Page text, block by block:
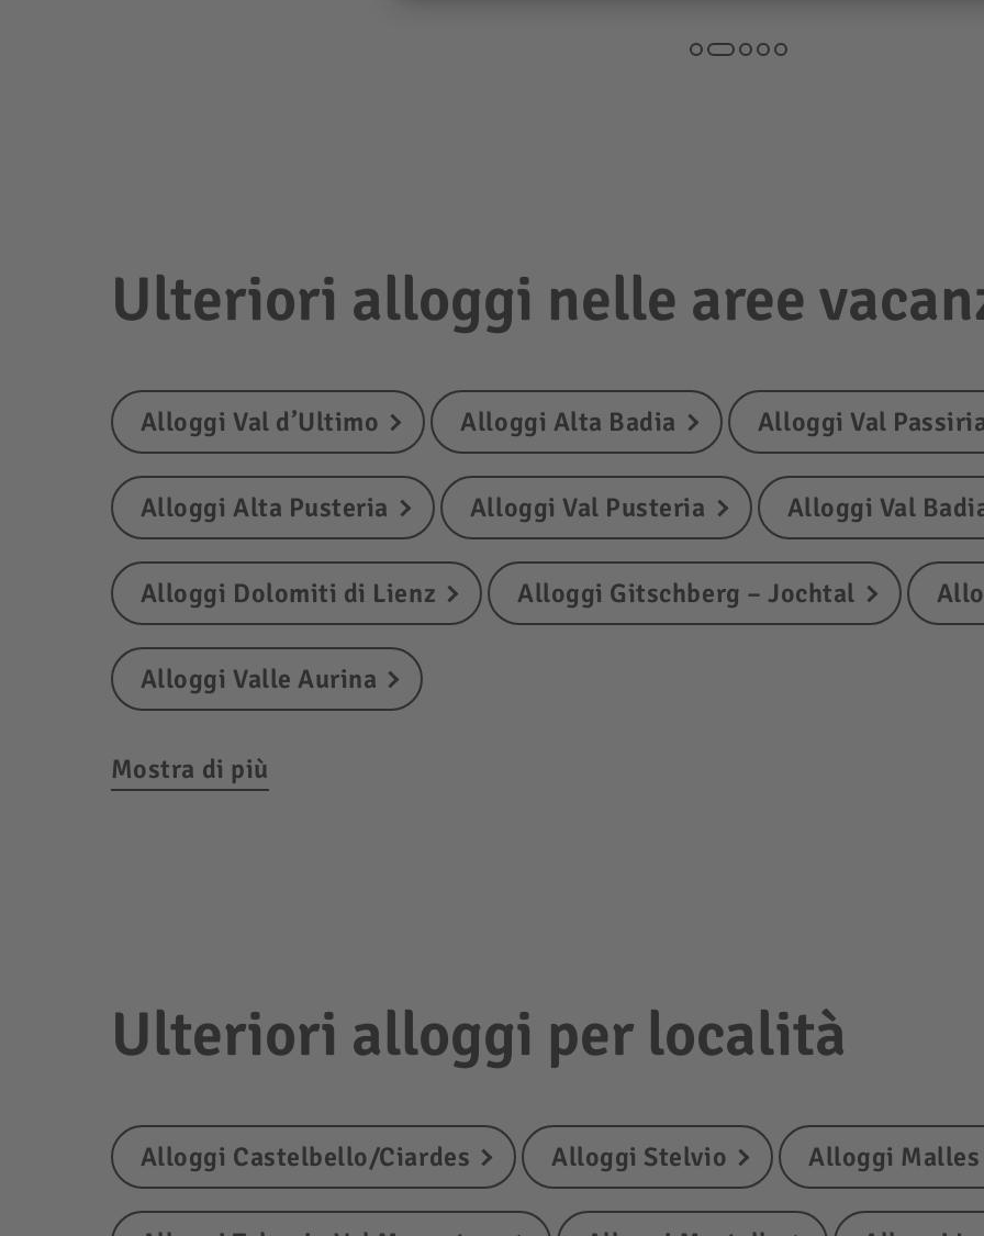
Ulteriori alloggi nelle aree
Alloggi Val d’Ultimo Alloggi Alta Badia Alloggi Val
Alloggi Alta Pusteria Alloggi Val Pusteria Alloggi Val
Alloggi Dolomiti di Lienz Alloggi Gitschberg – Jochtal
Alloggi Valle Aurina
Mostra di più
Ulteriori alloggi per località
Alloggi Castelbello/Ciardes Alloggi Stelvio Alloggi Malles